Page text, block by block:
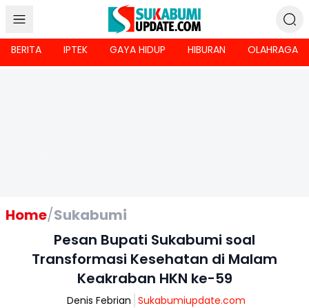
BERITA IPTEK GAYA HIDUP HIBURAN OLAHRAGA
Home/Sukabumi
Pesan Bupati Sukabumi soal
Transformasi Kesehatan di Malam
Keakraban HKN ke-59
Denis Febrian Sukabumiupdate.com